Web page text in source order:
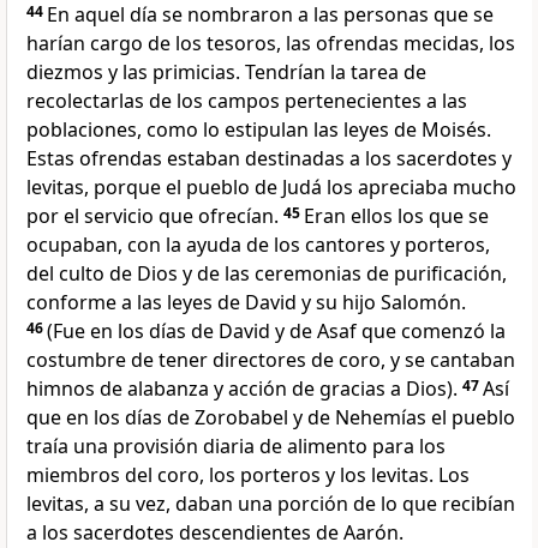
44 En aquel día se nombraron a las personas que se
harían cargo de los tesoros, las ofrendas mecidas, los
diezmos y las primicias. Tendrían la tarea de
recolectarlas de los campos pertenecientes a las
poblaciones, como lo estipulan las leyes de Moisés.
Estas ofrendas estaban destinadas a los sacerdotes y
levitas, porque el pueblo de Judá los apreciaba mucho
por el servicio que ofrecían. 45 Eran ellos los que se
ocupaban, con la ayuda de los cantores y porteros,
del culto de Dios y de las ceremonias de purificación,
conforme a las leyes de David y su hijo Salomón.
46(Fue en los días de David y de Asaf que comenzó la
costumbre de tener directores de coro, y se cantaban
himnos de alabanza y acción de gracias a Dios). 47Así
que en los días de Zorobabel y de Nehemías el pueblo
traía una provisión diaria de alimento para los
miembros del coro, los porteros y los levitas. Los
levitas, a su vez, daban una porción de lo que recibían
a los sacerdotes descendientes de Aarón.